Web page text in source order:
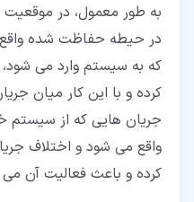
به طور معمول، در
در حیطه حفاظت شده
که به سیستم وارد می
کرده و با این کار میان
جریان هایی که از سیستم
واقع می شود و اختلاف
کرده و باعث فعالیت آن